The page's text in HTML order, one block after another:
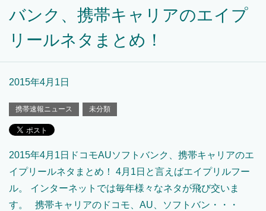
バンク、携帯キャリアのエイプ
リールネタまとめ！
2015年4月1日
携帯速報ニュース 未分類
2015年4月1日ドコモAUソフトバンク、携帯キャリアのエ
イプリールネタまとめ！ 4月1日と言えばエイプリルフー
ル。 インターネットでは毎年様々なネタが飛び交いま
す。 携帯キャリアのドコモ、AU、ソフトバン・・・